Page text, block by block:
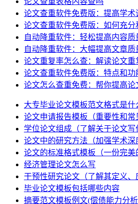
论文查重软件免费版：提高学
论文查重软件免费版：如何充
自动降重软件：轻松提高内容质
自动降重软件：大幅提高文章
论文重复率怎么查：解读论文重
论文查重软件免费版：特点和功
论文怎么查重免费：帮你提高论
大专毕业论文模板范文格式是什
论文申请报告模板（重要性和常
学位论文组成（了解关于论文写
论文中的研究方法（加强学术深
论文的标准格式模板（一份完美
经济管理论文怎么写
干预性研究论文（了解其定义、
毕业论文模板包括哪些内容
摘要范文模板例文(偿债能力分